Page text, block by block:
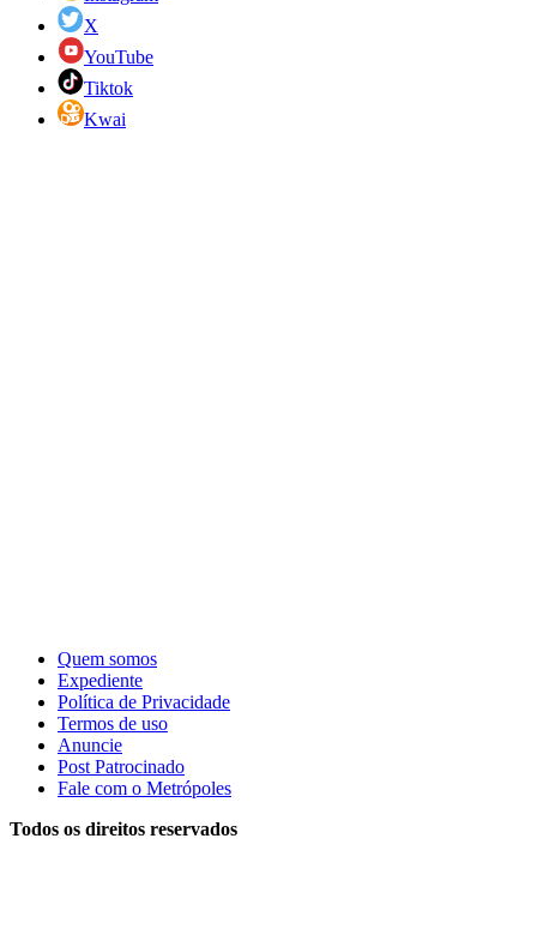
X
YouTube
Tiktok
Kwai
Quem somos
Expediente
Política de Privacidade
Termos de uso
Anuncie
Post Patrocinado
Fale com o Metrópoles
Todos os direitos reservados